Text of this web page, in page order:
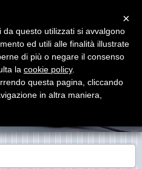
Consulente del Lavoro (Roma,
2000)
×
questo utilizzati si avvalgono
ed utili alle finalità illustrate
di più o negare il consenso
la cookie policy.
questa pagina, cliccando
in altra maniera,